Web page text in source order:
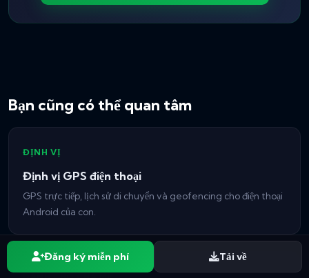
Bạn cũng có thể quan tâm
ĐỊNH VỊ
Định vị GPS điện thoại
GPS trực tiếp, lịch sử di chuyển và geofencing cho điện thoại
Android của con.
Đăng ký miễn phí Tải về